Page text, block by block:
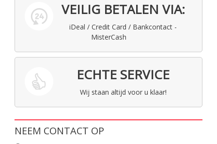
VEILIG BETALEN VIA:
iDeal / Credit Card / Bankcontact -
MisterCash
ECHTE SERVICE
Wij staan altijd voor u klaar!
NEEM CONTACT OP